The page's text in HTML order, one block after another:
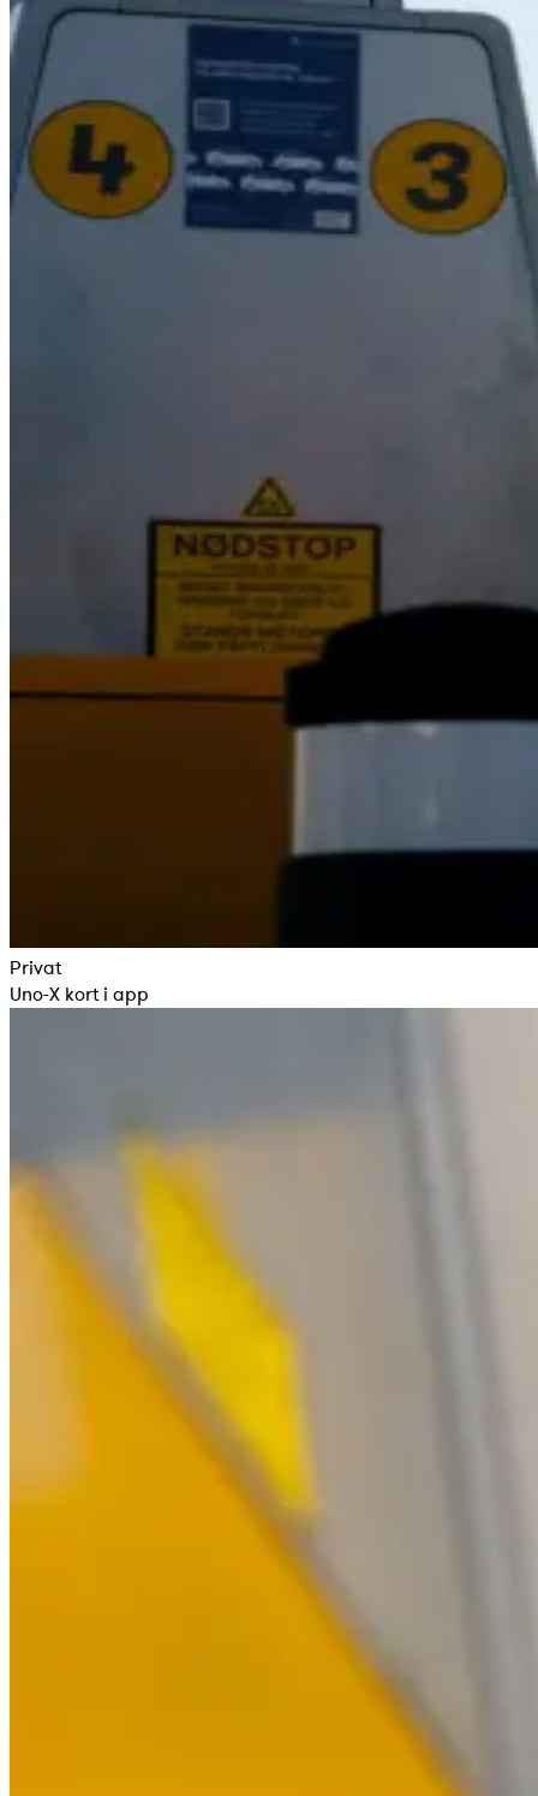
Privat
Uno-X kort i app